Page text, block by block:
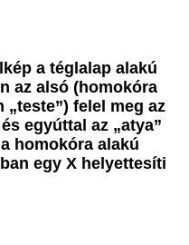
a téglalap alakú
az alsó (homokóra
felel meg az
egyúttal az „atya”
homokóra alakú
egy X helyettesíti